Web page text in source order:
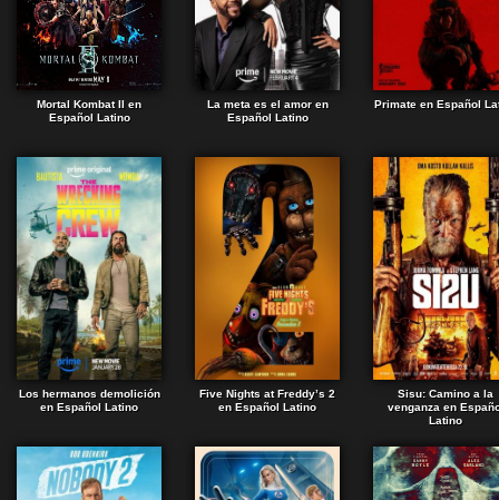
Mortal Kombat II en
Español Latino
La meta es el amor en
Español Latino
Primate en Español
Los hermanos demolición
en Español Latino
Five Nights at Freddy’s 2
en Español Latino
Sisu: Camino a la
venganza en
Latino